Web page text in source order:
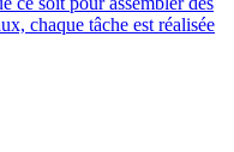
chaque tâche est réalisée